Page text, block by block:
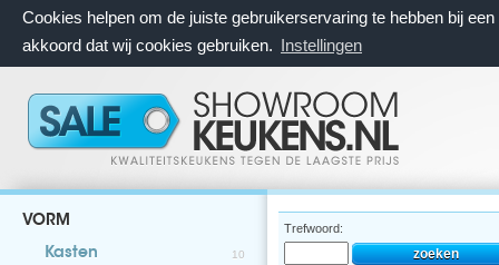
Cookies helpen om de juiste gebruikerservaring te hebben bij
akkoord dat wij cookies gebruiken. Instellingen
VORM
Kasten 10
Trefwoord: